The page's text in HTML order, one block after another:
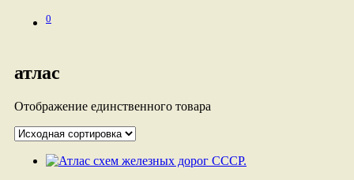
0
атлас
Отображение единственного товара